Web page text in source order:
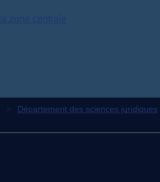
Département des sciences juridiques